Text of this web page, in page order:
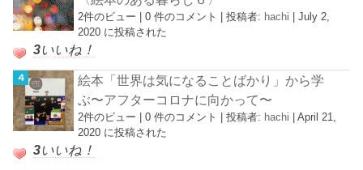
2件のビュー |0 件のコメント |投稿者: hachi |July 2,
2020 に投稿された
3いいね！
絵本「世界は気になることばかり」から学
ぶ〜アフターコロナに向かって〜
2件のビュー |0 件のコメント |投稿者: hachi |April 21,
2020 に投稿された
3いいね！